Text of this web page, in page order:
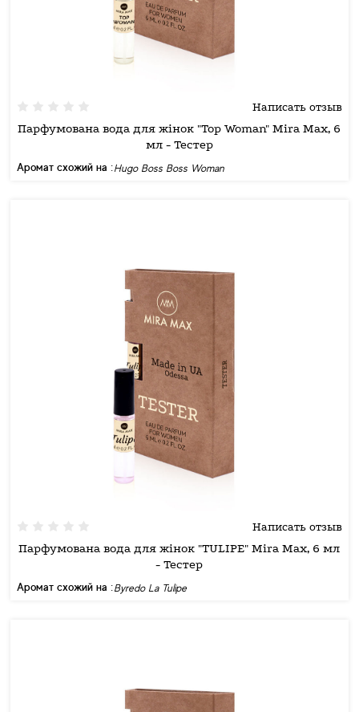
Написать отзыв
Парфумована вода для жінок "Top Woman" Mira Max, 6
мл - Тестер
Аромат схожий на :Hugo Boss Boss Woman
Написать отзыв
Парфумована вода для жінок "TULIPE" Mira Max, 6 мл
- Тестер
Аромат схожий на :Byredo La Tulipe